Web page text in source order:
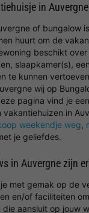
in
of bungalow
huurt om de
beschikt
slaapkamer(s),
te kunnen
wij op
pagina vind je
in
weekendje weg,
je geliefdes.
in Auvergne zijn
met gemak op de
en/of faciliteiten
aansluit op jouw